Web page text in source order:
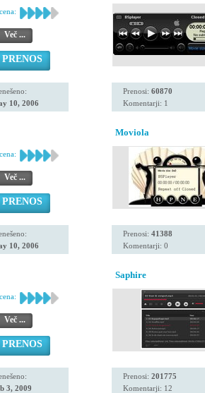
Več ...
PRENOS
10, 2006
Prenosi: 60870
Komentarji: 1
Več ...
PRENOS
10, 2006
Moviola
Prenosi: 41388
Komentarji: 0
Več ...
PRENOS
3, 2009
Saphire
Prenosi: 201775
Komentarji: 12